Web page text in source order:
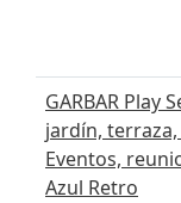
GARBAR Play
jardín,
Eventos,
Azul Retro